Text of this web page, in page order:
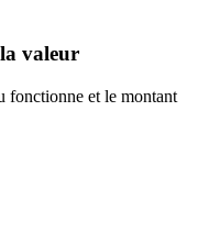
valeur
fonctionne et le montant